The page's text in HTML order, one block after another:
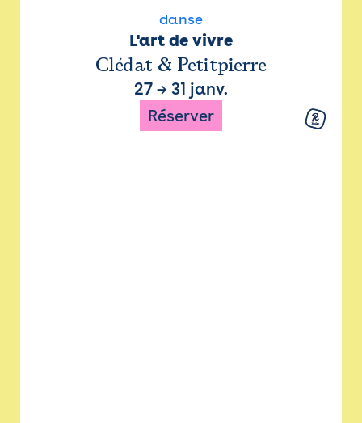
danse
L'art de vivre
Clédat & Petitpierre
27 → 31 janv.
Réserver